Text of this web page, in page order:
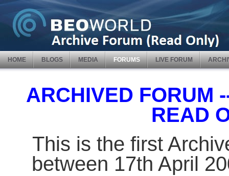
HOME BLOGS MEDIA FORUMS LIVE FORUM
ARCHIVED FORUM
READ
This is the first
between 17th April